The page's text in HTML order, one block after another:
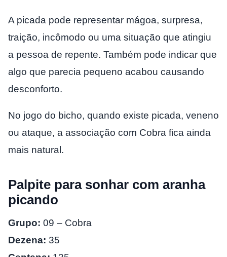
A picada pode representar mágoa, surpresa,
traição, incômodo ou uma situação que atingiu
a pessoa de repente. Também pode indicar que
algo que parecia pequeno acabou causando
desconforto.
No jogo do bicho, quando existe picada, veneno
ou ataque, a associação com Cobra fica ainda
mais natural.
Palpite para sonhar com aranha
picando
Grupo: 09 – Cobra
Dezena: 35